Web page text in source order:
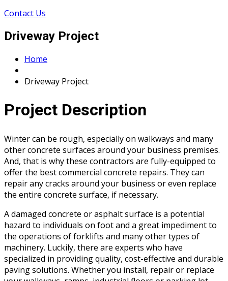
Contact Us
Driveway Project
Home
Driveway Project
Project Description
Winter can be rough, especially on walkways and many
other concrete surfaces around your business premises.
And, that is why these contractors are fully-equipped to
offer the best commercial concrete repairs. They can
repair any cracks around your business or even replace
the entire concrete surface, if necessary.
A damaged concrete or asphalt surface is a potential
hazard to individuals on foot and a great impediment to
the operations of forklifts and many other types of
machinery. Luckily, there are experts who have
specialized in providing quality, cost-effective and durable
paving solutions. Whether you install, repair or replace